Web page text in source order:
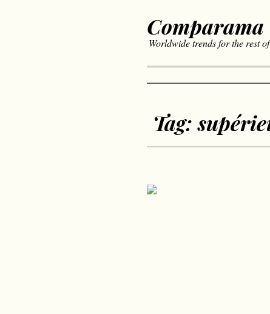
Comparama
Worldwide trends for the rest
Tag: